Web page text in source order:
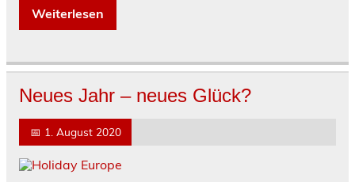
Weiterlesen
Neues Jahr – neues Glück?
📅 1. August 2020